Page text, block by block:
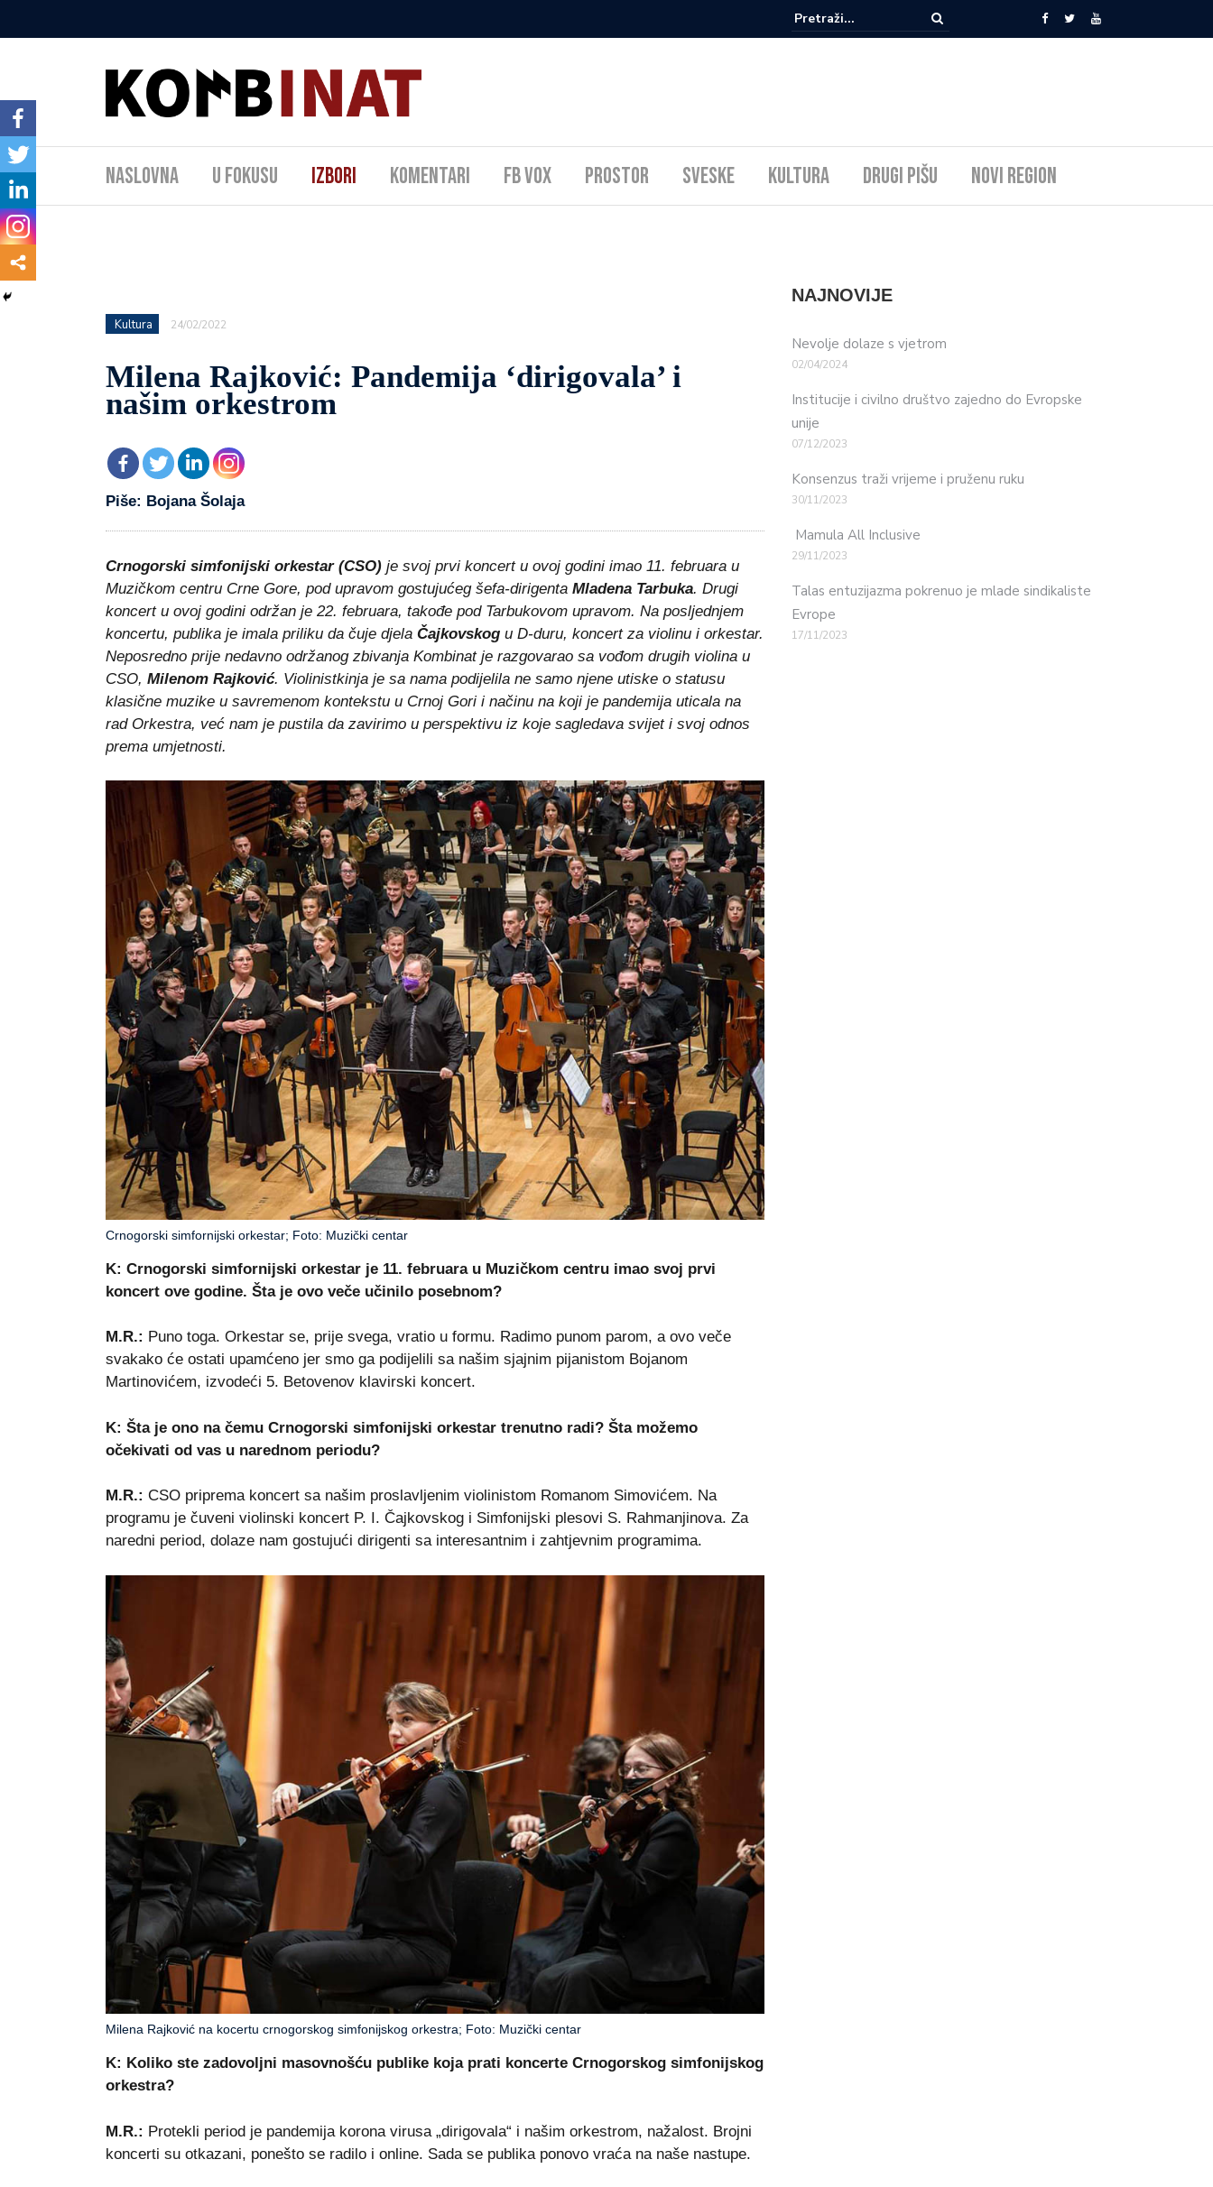
Naslovna U fokusu Izbori Komentari FB Vox Prostor Sveske Kultura Drugi pišu Novi Region
Kultura 24/02/2022
Milena Rajković: Pandemija ‘dirigovala’ i
našim orkestrom
Piše: Bojana Šolaja
Crnogorski simfonijski orkestar (CSO) je svoj prvi koncert u ovoj godini imao 11. februara u
Muzičkom centru Crne Gore, pod upravom gostujućeg šefa-dirigenta Mladena Tarbuka. Drugi
koncert u ovoj godini održan je 22. februara, takođe pod Tarbukovom upravom. Na posljednjem
koncertu, publika je imala priliku da čuje djela Čajkovskog u D-duru, koncert za violinu i orkestar.
Neposredno prije nedavno održanog zbivanja Kombinat je razgovarao sa vođom drugih violina u
CSO, Milenom Rajković. Violinistkinja je sa nama podijelila ne samo njene utiske o statusu
klasične muzike u savremenom kontekstu u Crnoj Gori i načinu na koji je pandemija uticala na
rad Orkestra, već nam je pustila da zavirimo u perspektivu iz koje sagledava svijet i svoj odnos
prema umjetnosti.
Crnogorski simfornijski orkestar; Foto: Muzički centar
K: Crnogorski simfornijski orkestar je 11. februara u Muzičkom centru imao svoj prvi
koncert ove godine. Šta je ovo veče učinilo posebnom?
M.R.: Puno toga. Orkestar se, prije svega, vratio u formu. Radimo punom parom, a ovo veče
svakako će ostati upamćeno jer smo ga podijelili sa našim sjajnim pijanistom Bojanom
Martinovićem, izvodeći 5. Betovenov klavirski koncert.
K: Šta je ono na čemu Crnogorski simfonijski orkestar trenutno radi? Šta možemo
očekivati od vas u narednom periodu?
M.R.: CSO priprema koncert sa našim proslavljenim violinistom Romanom Simovićem. Na
programu je čuveni violinski koncert P. I. Čajkovskog i Simfonijski plesovi S. Rahmanjinova. Za
naredni period, dolaze nam gostujući dirigenti sa interesantnim i zahtjevnim programima.
Milena Rajković na kocertu crnogorskog simfonijskog orkestra; Foto: Muzički centar
K: Koliko ste zadovoljni masovnošću publike koja prati koncerte Crnogorskog simfonijskog
orkestra?
M.R.: Protekli period je pandemija korona virusa „dirigovala“ i našim orkestrom, nažalost. Brojni
koncerti su otkazani, ponešto se radilo i online. Sada se publika ponovo vraća na naše nastupe.
NAJNOVIJE
Nevolje dolaze s vjetrom
02/04/2024
Institucije i civilno društvo zajedno do Evropske
unije
07/12/2023
Konsenzus traži vrijeme i pruženu ruku
30/11/2023
Mamula All Inclusive
29/11/2023
Talas entuzijazma pokrenuo je mlade sindikaliste
Evrope
17/11/2023